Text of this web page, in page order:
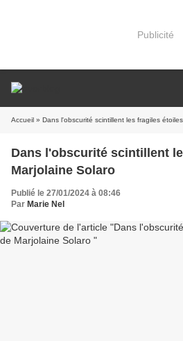
Publicité
Accueil » Dans l'obscurité scintillent les fragiles
Dans l'obscurité scintillent
Marjolaine Solaro
Publié le 27/01/2024 à 08:46
Par Marie Nel